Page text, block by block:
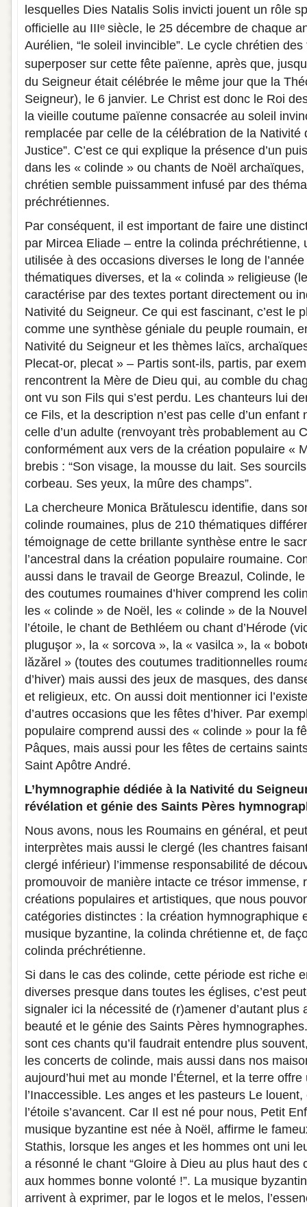
lesquelles Dies Natalis Solis invicti jouent un rôle
officielle au IIIe siècle, le 25 décembre de chaque
Aurélien, “le soleil invincible”. Le cycle chrétien des
superposer sur cette fête païenne, après que,
du Seigneur était célébrée le même jour que la
Seigneur), le 6 janvier. Le Christ est donc le Roi
la vieille coutume païenne consacrée au soleil
remplacée par celle de la célébration de la Nativité
Justice”. C’est ce qui explique la présence d’un
dans les « colinde » ou chants de Noël
chrétien semble puissamment infusé par des
préchrétiennes.
Par conséquent, il est important de faire une
par Mircea Eliade – entre la colinda préchrétienne,
utilisée à des occasions diverses le long de
thématiques diverses, et la « colinda » religieuse
caractérise par des textes portant directement ou
Nativité du Seigneur. Ce qui est fascinant, c’est le
comme une synthèse géniale du peuple roumain,
Nativité du Seigneur et les thèmes laïcs,
Plecat-or, plecat » – Partis sont-ils, partis, par
rencontrent la Mère de Dieu qui, au comble du
ont vu son Fils qui s’est perdu. Les chanteurs lui
ce Fils, et la description n’est pas celle d’un
celle d’un adulte (renvoyant très probablement au
conformément aux vers de la création populaire «
brebis : “Son visage, la mousse du lait. Ses
corbeau. Ses yeux, la mûre des champs”.
La chercheure Monica Brătulescu identifie, dans
colinde roumaines, plus de 210 thématiques
témoignage de cette brillante synthèse entre le
l’ancestral dans la création populaire roumaine.
aussi dans le travail de George Breazul, Colinde,
des coutumes roumaines d’hiver comprend les
les « colinde » de Noël, les « colinde » de la
l’étoile, le chant de Bethléem ou chant d’Hérode
pluguşor », la « sorcova », la « vasilca », la «
lăzărel » (toutes des coutumes traditionnelles
d’hiver) mais aussi des jeux de masques, des
et religieux, etc. On aussi doit mentionner ici
d’autres occasions que les fêtes d’hiver. Par
populaire comprend aussi des « colinde » pour la
Pâques, mais aussi pour les fêtes de certains
Saint Apôtre André.
L’hymnographie dédiée à la Nativité du
révélation et génie des Saints Pères
Nous avons, nous les Roumains en général, et
interprètes mais aussi le clergé (les chantres
clergé inférieur) l’immense responsabilité de
promouvoir de manière intacte ce trésor immense,
créations populaires et artistiques, que nous
catégories distinctes : la création hymnographique
musique byzantine, la colinda chrétienne et, de
colinda préchrétienne.
Si dans le cas des colinde, cette période est riche
diverses presque dans toutes les églises, c’est
signaler ici la nécessité de (r)amener d’autant plus
beauté et le génie des Saints Pères
sont ces chants qu’il faudrait entendre plus
les concerts de colinde, mais aussi dans nos
aujourd’hui met au monde l’Éternel, et la terre
l’Inaccessible. Les anges et les pasteurs Le
l’étoile s’avancent. Car Il est né pour nous, Petit
musique byzantine est née à Noël, affirme le
Stathis, lorsque les anges et les hommes ont uni
a résonné le chant “Gloire à Dieu au plus haut des
aux hommes bonne volonté !”. La musique
arrivent à exprimer, par le logos et le melos,